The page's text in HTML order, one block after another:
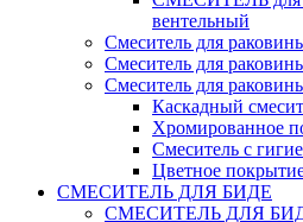
вентельный
Смеситель для
Смеситель для
Смеситель для
Каскадный
Хромированное
Смеситель с
Цветное
СМЕСИТЕЛЬ ДЛЯ БИДЕ
СМЕСИТЕЛЬ ДЛЯ